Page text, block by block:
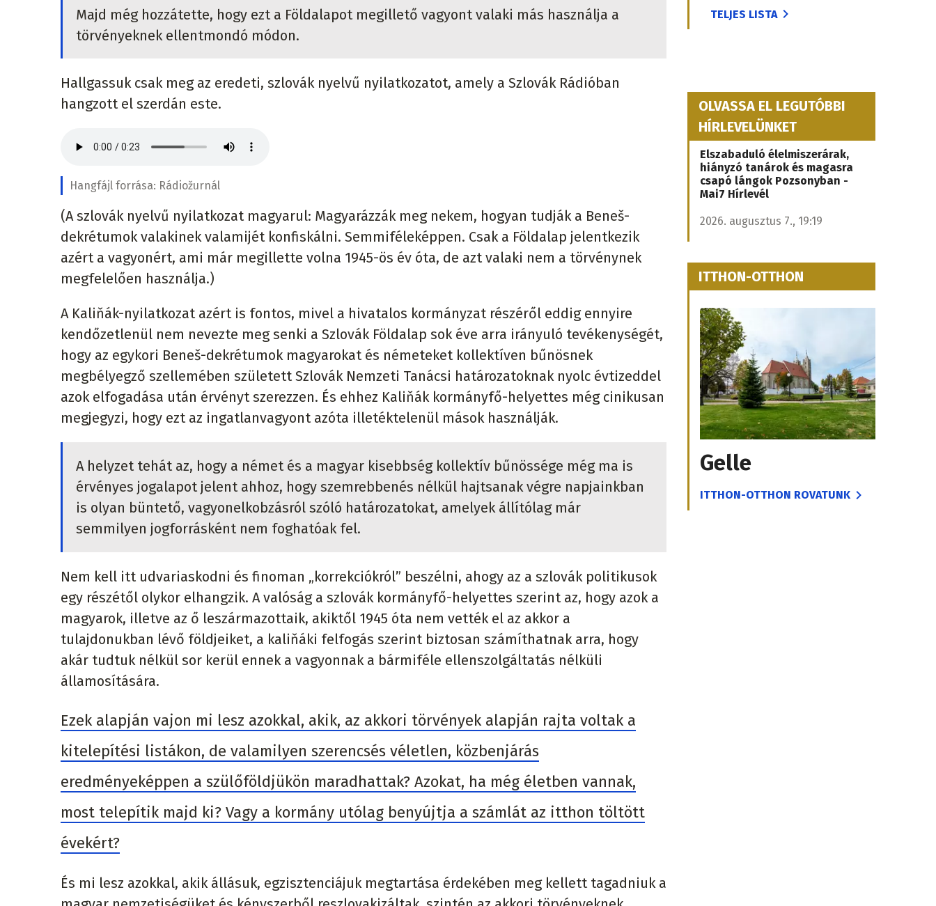
Majd még hozzátette, hogy ezt a Földalapot megillető vagyont valaki más használja a
törvényeknek ellentmondó módon.
Hallgassuk csak meg az eredeti, szlovák nyelvű nyilatkozatot, amely a Szlovák Rádióban
hangzott el szerdán este.
Hangfájl forrása: Rádiožurnál
(A szlovák nyelvű nyilatkozat magyarul: Magyarázzák meg nekem, hogyan tudják a Beneš-
dekrétumok valakinek valamijét konfiskálni. Semmiféleképpen. Csak a Földalap jelentkezik
azért a vagyonért, ami már megillette volna 1945-ös év óta, de azt valaki nem a törvénynek
megfelelően használja.)
A Kaliňák-nyilatkozat azért is fontos, mivel a hivatalos kormányzat részéről eddig ennyire
kendőzetlenül nem nevezte meg senki a Szlovák Földalap sok éve arra irányuló tevékenységét,
hogy az egykori Beneš-dekrétumok magyarokat és németeket kollektíven bűnösnek
megbélyegző szellemében született Szlovák Nemzeti Tanácsi határozatoknak nyolc évtizeddel
azok elfogadása után érvényt szerezzen. És ehhez Kaliňák kormányfő-helyettes még cinikusan
megjegyzi, hogy ezt az ingatlanvagyont azóta illetéktelenül mások használják.
A helyzet tehát az, hogy a német és a magyar kisebbség kollektív bűnössége még ma is
érvényes jogalapot jelent ahhoz, hogy szemrebbenés nélkül hajtsanak végre napjainkban
is olyan büntető, vagyonelkobzásról szóló határozatokat, amelyek állítólag már
semmilyen jogforrásként nem foghatóak fel.
Nem kell itt udvariaskodni és finoman „korrekciókról” beszélni, ahogy az a szlovák politikusok
egy részétől olykor elhangzik. A valóság a szlovák kormányfő-helyettes szerint az, hogy azok a
magyarok, illetve az ő leszármazottaik, akiktől 1945 óta nem vették el az akkor a
tulajdonukban lévő földjeiket, a kaliňáki felfogás szerint biztosan számíthatnak arra, hogy
akár tudtuk nélkül sor kerül ennek a vagyonnak a bármiféle ellenszolgáltatás nélküli
államosítására.
Ezek alapján vajon mi lesz azokkal, akik, az akkori törvények alapján rajta voltak a
kitelepítési listákon, de valamilyen szerencsés véletlen, közbenjárás
eredményeképpen a szülőföldjükön maradhattak? Azokat, ha még életben vannak,
most telepítik majd ki? Vagy a kormány utólag benyújtja a számlát az itthon töltött
évekért?
És mi lesz azokkal, akik állásuk, egzisztenciájuk megtartása érdekében meg kellett tagadniuk a
TELJES LISTA
OLVASSA EL LEGUTÓBBI
HÍRLEVELÜNKET
Elszabaduló élelmiszerárak,
hiányzó tanárok és magasra
csapó lángok Pozsonyban -
Mai7 Hírlevél
2026. augusztus 7., 19:19
ITTHON-OTTHON
Gelle
ITTHON-OTTHON ROVATUNK